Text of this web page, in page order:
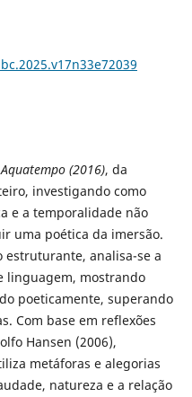
Aquatempo (2016), da
investigando como
e a temporalidade não
uma poética da imersão.
analisa-se a
linguagem, mostrando
poeticamente, superando
Com base em reflexões
Hansen (2006),
metáforas e alegorias
natureza e a relação